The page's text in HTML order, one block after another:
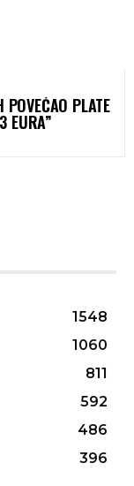
POVEĆAO PLATE
EURA”
1548
1060
811
592
486
396